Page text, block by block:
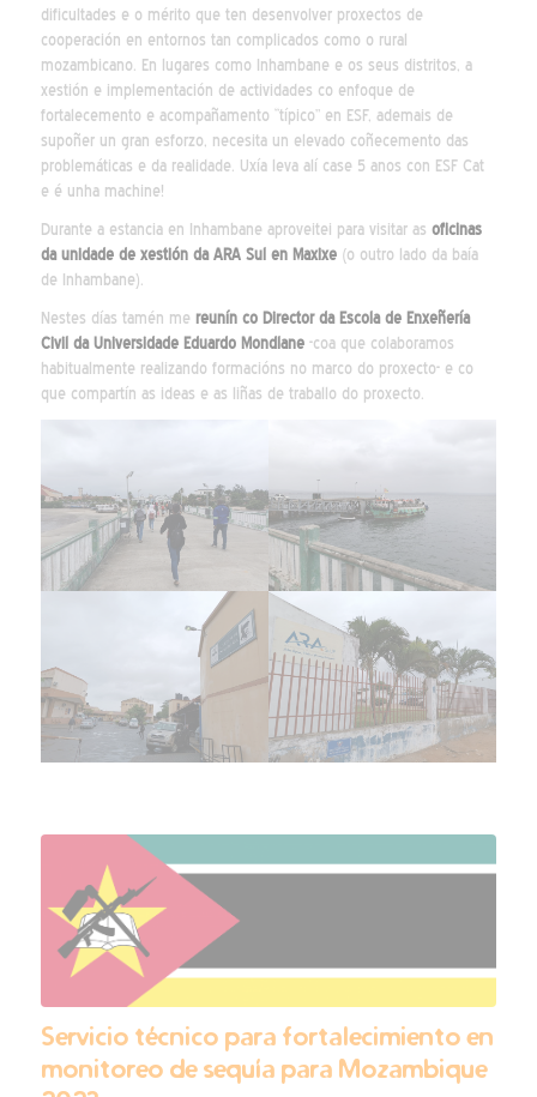
dificultades e o mérito que ten desenvolver proxectos de
cooperación en entornos tan complicados como o rural
mozambicano. En lugares como Inhambane e os seus distritos, a
xestión e implementación de actividades co enfoque de
fortalecemento e acompañamento “típico” en ESF, ademais de
supoñer un gran esforzo, necesita un elevado coñecemento das
problemáticas e da realidade. Uxía leva alí case 5 anos con ESF Cat
e é unha machine!
Durante a estancia en Inhambane aproveitei para visitar as oficinas
da unidade de xestión da ARA Sul en Maxixe(o outro lado da baía
de Inhambane).
Nestes días tamén me reunín co Director da Escola de Enxeñería
Civil da Universidade Eduardo Mondlane-coa que colaboramos
habitualmente realizando formacións no marco do proxecto- e co
que compartín as ideas e as liñas de traballo do proxecto.
Servicio técnico para fortalecimiento en
monitoreo de sequía para Mozambique